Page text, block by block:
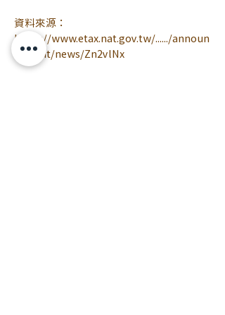
資料來源：
https://www.etax.nat.gov.tw/....../announ
cement/news/Zn2vlNx